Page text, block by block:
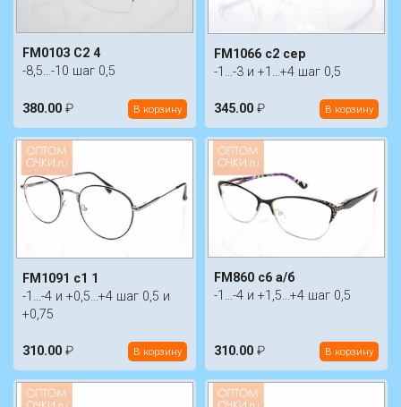
FM0103 C2 4
-8,5...-10 шаг 0,5
380.00 ₽ В корзину
FM1066 c2 сер
-1...-3 и +1...+4 шаг 0,5
345.00 ₽ В корзину
FM1091 c1 1
-1...-4 и +0,5...+4 шаг 0,5 и
+0,75
310.00 ₽ В корзину
FM860 c6 а/б
-1...-4 и +1,5...+4 шаг 0,5
310.00 ₽ В корзину